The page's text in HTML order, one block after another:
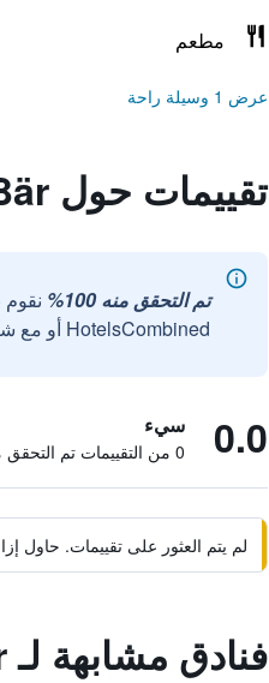
مطعم
عرض 1 وسيلة راحة
تقييمات حول Berliner Bär
تم التحقق منه 100%
HotelsCombined أو مع شركائنا الخارجيين الموثوقين.
0.0 سيء
0 من التقييمات تم التحقق منها
لم يتم العثور على تقييمات. حاول
فنادق مشابهة لـ Berliner Bär